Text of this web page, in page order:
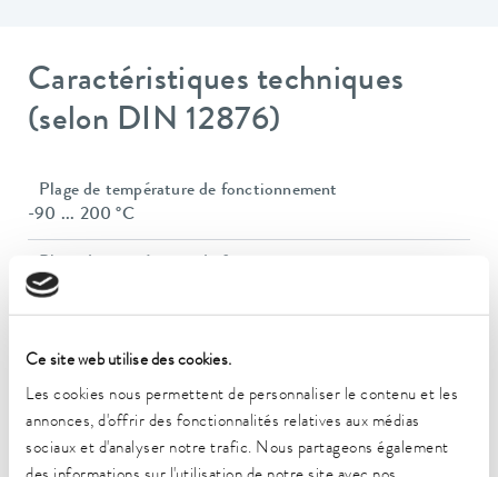
Ce site web utilise des cookies.
Les cookies nous permettent de personnaliser le contenu et les
annonces, d'offrir des fonctionnalités relatives aux médias
sociaux et d'analyser notre trafic. Nous partageons également
Caractéristiques techniques
(selon DIN 12876)
Plage de température de fonctionnement
-90 ... 200 °C
-90 ... 200 °C
5 ... 40 °C
Constance de la température
0,01 ± K